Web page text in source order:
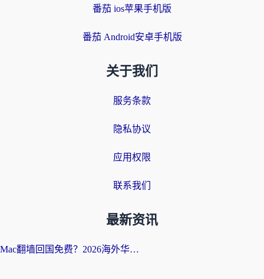
番茄 ios苹果手机版
番茄 Android安卓手机版
关于我们
服务条款
隐私协议
应用权限
联系我们
最新资讯
Mac翻墙回国免费？2026海外华人亲测：从CCTV5直播到国内APP，这样选加速器才靠谱